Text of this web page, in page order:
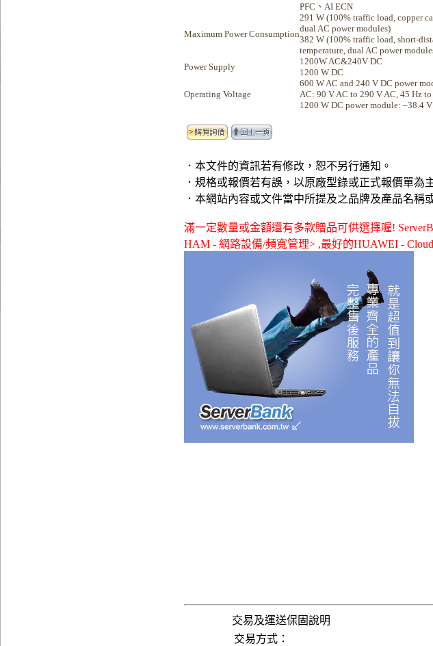
PFC、AI ECN
Maximum Power Consumption
291 W (100% traffic load, copper
dual AC power modules)
382 W (100% traffic load, short-
temperature, dual AC power
Power Supply
1200W AC&240V DC
1200 W DC
Operating Voltage
600 W AC and 240 V DC power
AC: 90 V AC to 290 V AC, 45 Hz
1200 W DC power module: –38.4
．本文件的資訊若有修改，恕不另行通知。
．規格或報價若有誤，以原廠型錄或正式報價單為
．本網站內容或文件當中所提及之品牌及產品名稱
滿一定數量或金額還有多款贈品可供選擇喔!
HAM - 網路設備/頻寬管理> ,最好的HUAWEI -
交易及運送保固說明
交易方式：